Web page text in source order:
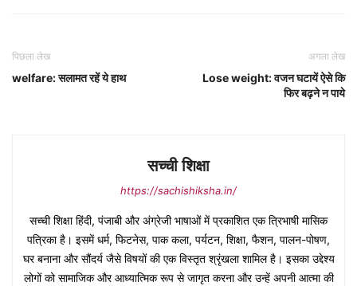
पिछला लेख
welfare: सलामत रहें ये हाथ
अगला लेख
Lose weight: वजन घटायें ऐसे कि
फिर बढ़ने न पाये
सच्ची शिक्षा
https://sachishiksha.in/
सच्ची शिक्षा हिंदी, पंजाबी और अंग्रेजी भाषाओं में प्रकाशित एक त्रिभाषी मासिक
पत्रिका है। इसमें धर्म, फिटनेस, पाक कला, पर्यटन, शिक्षा, फैशन, पालन-पोषण,
घर बनाना और सौंदर्य जैसे विषयों की एक विस्तृत श्रृंखला शामिल है। इसका उद्देश्य
लोगों को सामाजिक और आध्यात्मिक रूप से जागृत करना और उन्हें अपनी आत्मा की